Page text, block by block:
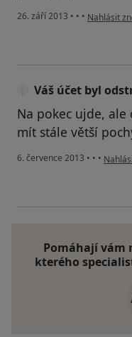
26. září 2013 • • • podle
Nahlásit
Váš účet byl
Na pokec ujde,
mít stále větší
6. července 2013 • • • podle
Pomáhají vám
kterého